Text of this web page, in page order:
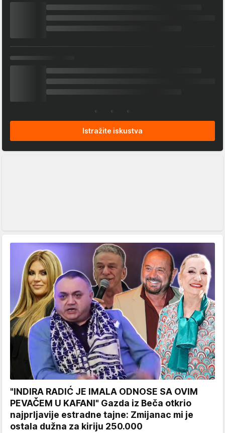
Istražite iskustva
"INDIRA RADIĆ JE IMALA ODNOSE SA OVIM
PEVAČEM U KAFANI" Gazda iz Beča otkrio
najprljavije estradne tajne: Zmijanac mi je
ostala dužna za kiriju 250.000